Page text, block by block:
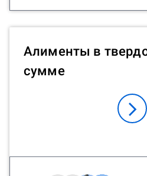
Алименты в
сумме